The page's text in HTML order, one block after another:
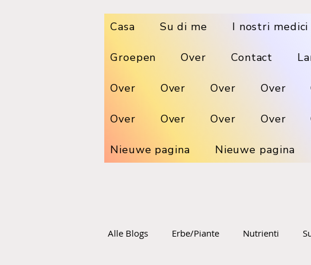
Casa Su di me I nostri medici
Groepen Over Contact
Over Over Over Over
Over Over Over Over
Nieuwe pagina Nieuwe pagina
Alle Blogs Erbe/Piante Nutrienti